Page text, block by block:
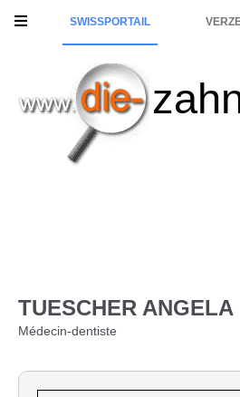
SWISSPORTAIL
TUESCHER ANGELA
Médecin-dentiste